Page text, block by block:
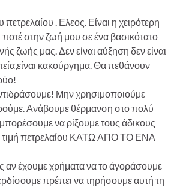
. Ελεος. Είναι η χειρότερη
στην ζωή μου σε ένα βασικότατο
ζωής μας. Δεν είναι αύξηση δεν είναι
κακούργημα. Θα πεθάνουν
Μην χρησιμοποιούμε
Ανάβουμε θέρμανση στο πολύ
να ρίξουμε τους άδικους
τιμή πετρελαίου ΚΑΤΩ ΑΠΟ ΤΟ ΕΝΑ
αν έχουμε χρήματα να το άγοράσουμε
πρέπει να τηρήσουμε αυτή τη